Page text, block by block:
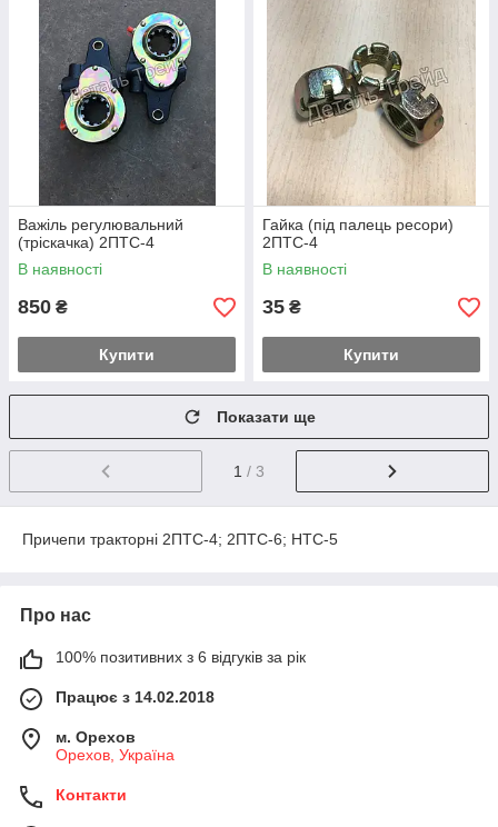
Важіль регулювальний
(тріскачка) 2ПТС-4
В наявності
850 ₴
Купити
Гайка (під палець ресори)
2ПТС-4
В наявності
35 ₴
Купити
Показати ще
1 / 3
Причепи тракторні 2ПТС-4; 2ПТС-6; НТС-5
Про нас
100% позитивних з 6 відгуків за рік
Працює з 14.02.2018
м. Орехов
Орехов, Україна
Контакти